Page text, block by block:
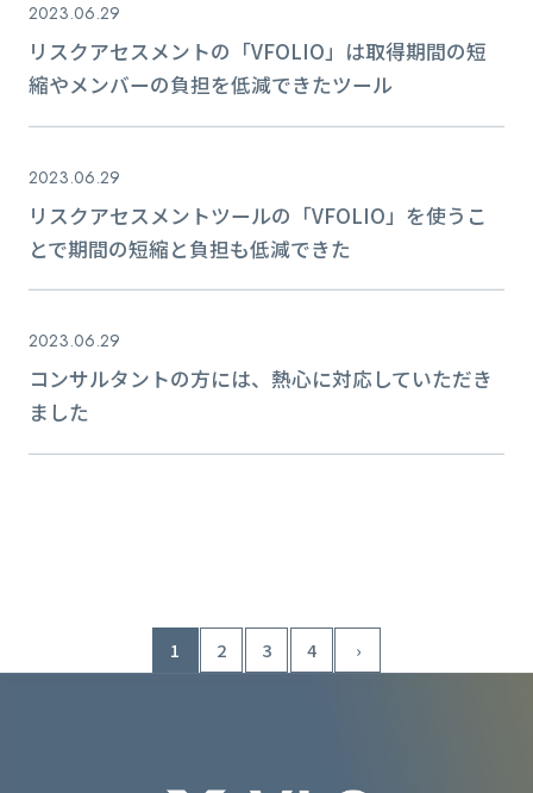
2023.06.29
リスクアセスメントの「VFOLIO」は取得期間の短
縮やメンバーの負担を低減できたツール
2023.06.29
リスクアセスメントツールの「VFOLIO」を使うこ
とで期間の短縮と負担も低減できた
2023.06.29
コンサルタントの方には、熱心に対応していただき
ました
1 2 3 4 ›